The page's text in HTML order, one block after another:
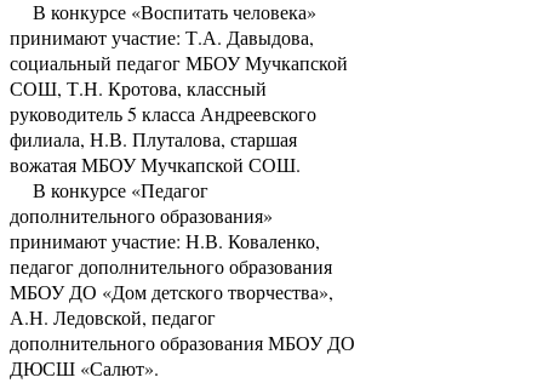
В конкурсе «Воспитать человека»
принимают участие: Т.А. Давыдова,
социальный педагог МБОУ Мучкапской
СОШ, Т.Н. Кротова, классный
руководитель 5 класса Андреевского
филиала, Н.В. Плуталова, старшая
вожатая МБОУ Мучкапской СОШ.
В конкурсе «Педагог
дополнительного образования»
принимают участие: Н.В. Коваленко,
педагог дополнительного образования
МБОУ ДО «Дом детского творчества»,
А.Н. Ледовской, педагог
дополнительного образования МБОУ ДО
ДЮСШ «Салют».